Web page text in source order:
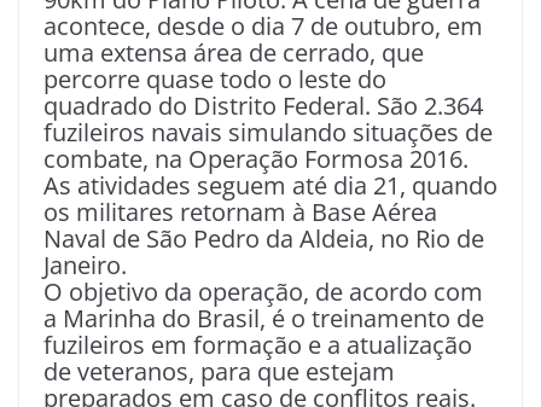
acontece, desde o dia 7 de outubro, em
uma extensa área de cerrado, que
percorre quase todo o leste do
quadrado do Distrito Federal. São 2.364
fuzileiros navais simulando situações de
combate, na Operação Formosa 2016.
As atividades seguem até dia 21, quando
os militares retornam à Base Aérea
Naval de São Pedro da Aldeia, no Rio de
Janeiro.
O objetivo da operação, de acordo com
a Marinha do Brasil, é o treinamento de
fuzileiros em formação e a atualização
de veteranos, para que estejam
preparados em caso de conflitos reais.